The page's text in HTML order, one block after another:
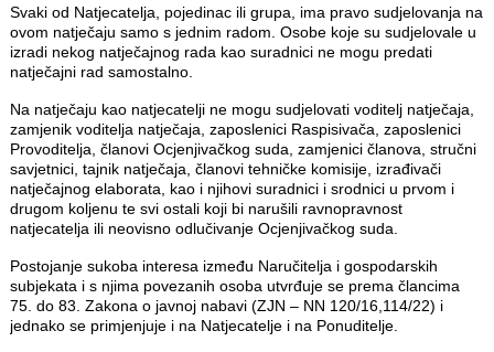
Svaki od Natjecatelja, pojedinac ili grupa, ima pravo sudjelovanja na
ovom natječaju samo s jednim radom. Osobe koje su sudjelovale u
izradi nekog natječajnog rada kao suradnici ne mogu predati
natječajni rad samostalno.
Na natječaju kao natjecatelji ne mogu sudjelovati voditelj natječaja,
zamjenik voditelja natječaja, zaposlenici Raspisivača, zaposlenici
Provoditelja, članovi Ocjenjivačkog suda, zamjenici članova, stručni
savjetnici, tajnik natječaja, članovi tehničke komisije, izrađivači
natječajnog elaborata, kao i njihovi suradnici i srodnici u prvom i
drugom koljenu te svi ostali koji bi narušili ravnopravnost
natjecatelja ili neovisno odlučivanje Ocjenjivačkog suda.
Postojanje sukoba interesa između Naručitelja i gospodarskih
subjekata i s njima povezanih osoba utvrđuje se prema člancima
75. do 83. Zakona o javnoj nabavi (ZJN – NN 120/16,114/22) i
jednako se primjenjuje i na Natjecatelje i na Ponuditelje.